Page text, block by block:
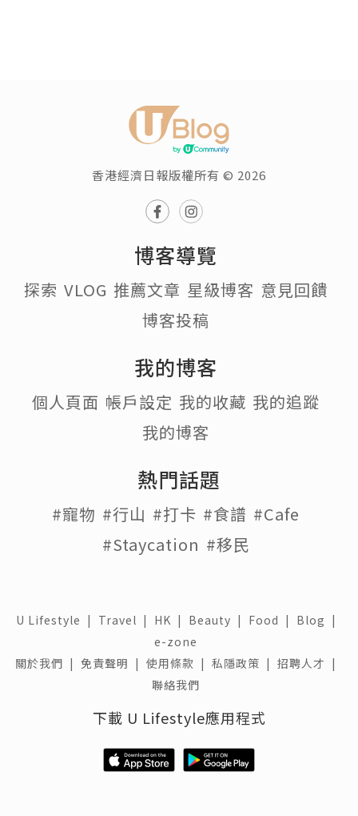
香港經濟日報版權所有 © 2026
博客導覽
探索 VLOG 推薦文章 星級博客 意見回饋
博客投稿
我的博客
個人頁面 帳戶設定 我的收藏 我的追蹤
我的博客
熱門話題
#寵物 #行山 #打卡 #食譜 #Cafe
#Staycation #移民
U Lifestyle | Travel | HK | Beauty | Food | Blog |
e-zone
關於我們 | 免責聲明 | 使用條款 | 私隱政策 | 招聘人才 |
聯絡我們
下載 U Lifestyle應用程式